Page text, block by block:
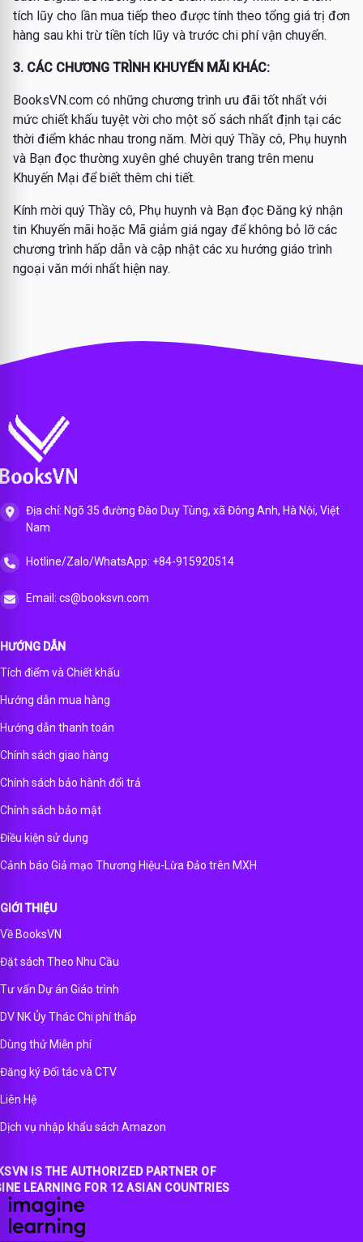
tích lũy cho lần mua tiếp theo được tính theo tổng giá trị đơn
hàng sau khi trừ tiền tích lũy và trước chi phí vận chuyển.
3. CÁC CHƯƠNG TRÌNH KHUYẾN MÃI KHÁC:
BooksVN.com có những chương trình ưu đãi tốt nhất với
mức chiết khấu tuyệt vời cho một số sách nhất định tại các
thời điểm khác nhau trong năm. Mời quý Thầy cô, Phụ huynh
và Bạn đọc thường xuyên ghé chuyên trang trên menu
Khuyến Mại để biết thêm chi tiết.
Kính mời quý Thầy cô, Phụ huynh và Bạn đọc Đăng ký nhận
tin Khuyến mãi hoặc Mã giảm giá ngay để không bỏ lỡ các
chương trình hấp dẫn và cập nhật các xu hướng giáo trình
ngoại văn mới nhất hiện nay.
Địa chỉ: Ngõ 35 đường Đào Duy Tùng, xã Đông Anh, Hà Nội, Việt
Nam
Hotline/Zalo/WhatsApp: +84-915920514
Email: cs@booksvn.com
HƯỚNG DẪN
Tích điểm và Chiết khấu
Hướng dẫn mua hàng
Hướng dẫn thanh toán
Chính sách giao hàng
Chính sách bảo hành đổi trả
Chính sách bảo mật
Điều kiện sử dụng
Cảnh báo Giả mạo Thương Hiệu-Lừa Đảo trên MXH
GIỚI THIỆU
Về BooksVN
Đặt sách Theo Nhu Cầu
Tư vấn Dự án Giáo trình
DV NK Ủy Thác Chi phí thấp
Dùng thử Miễn phí
Đăng ký Đối tác và CTV
Liên Hệ
Dịch vụ nhập khẩu sách Amazon
IS THE AUTHORIZED PARTNER OF
LEARNING FOR 12 ASIAN COUNTRIES